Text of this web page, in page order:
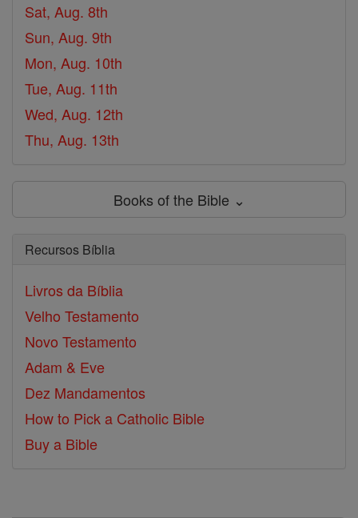
Sat, Aug. 8th
Sun, Aug. 9th
Mon, Aug. 10th
Tue, Aug. 11th
Wed, Aug. 12th
Thu, Aug. 13th
Books of the Bible ⌄
Recursos Bíblia
Livros da Bíblia
Velho Testamento
Novo Testamento
Adam & Eve
Dez Mandamentos
How to Pick a Catholic Bible
Buy a Bible